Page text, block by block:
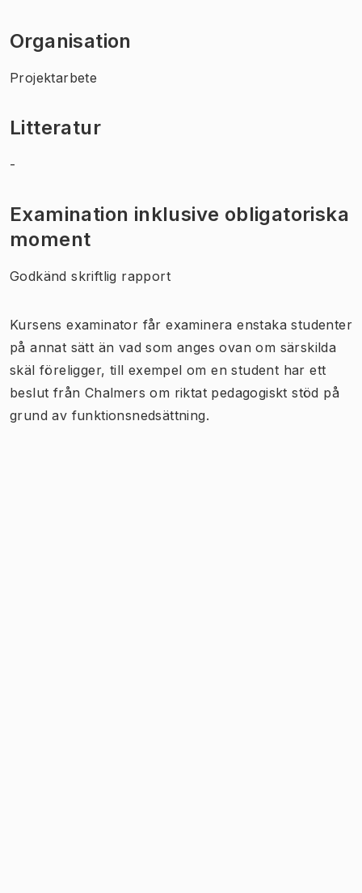
Organisation
Projektarbete
Litteratur
-
Examination inklusive obligatoriska
moment
Godkänd skriftlig rapport
Kursens examinator får examinera enstaka studenter
på annat sätt än vad som anges ovan om särskilda
skäl föreligger, till exempel om en student har ett
beslut från Chalmers om riktat pedagogiskt stöd på
grund av funktionsnedsättning.